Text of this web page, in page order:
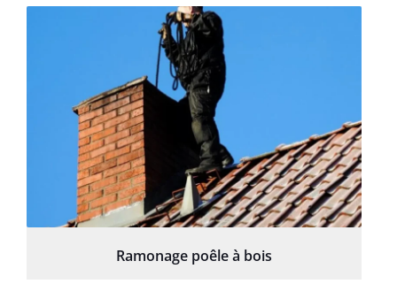
Ramonage poêle à bois